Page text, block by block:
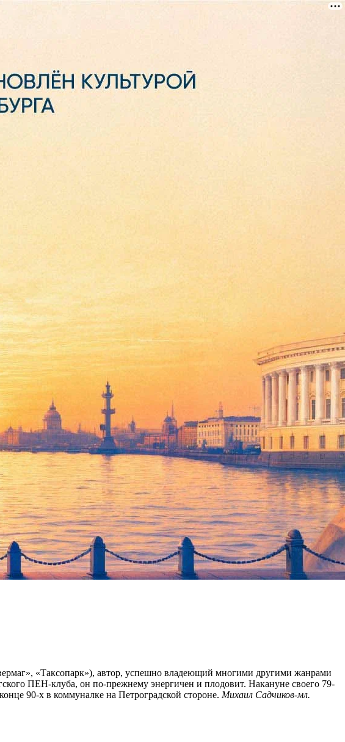
Точка»
«Таксопарк»), автор, успешно владеющий многими другими жанрами
ПЕН-клуба, он по-прежнему энергичен и плодовит. Накануне своего 79-
90-х в коммуналке на Петроградской стороне. Михаил Садчиков-мл.